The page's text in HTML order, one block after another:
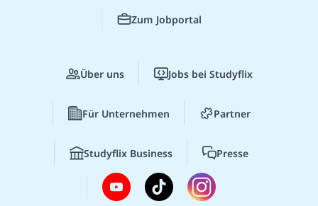
Zum Jobportal
Über uns Jobs bei Studyflix
Für Unternehmen Partner
Studyflix Business Presse